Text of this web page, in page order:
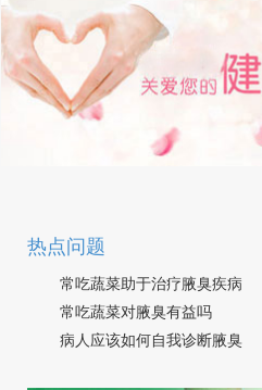
热点问题
常吃蔬菜助于治疗腋臭疾病
常吃蔬菜对腋臭有益吗
病人应该如何自我诊断腋臭